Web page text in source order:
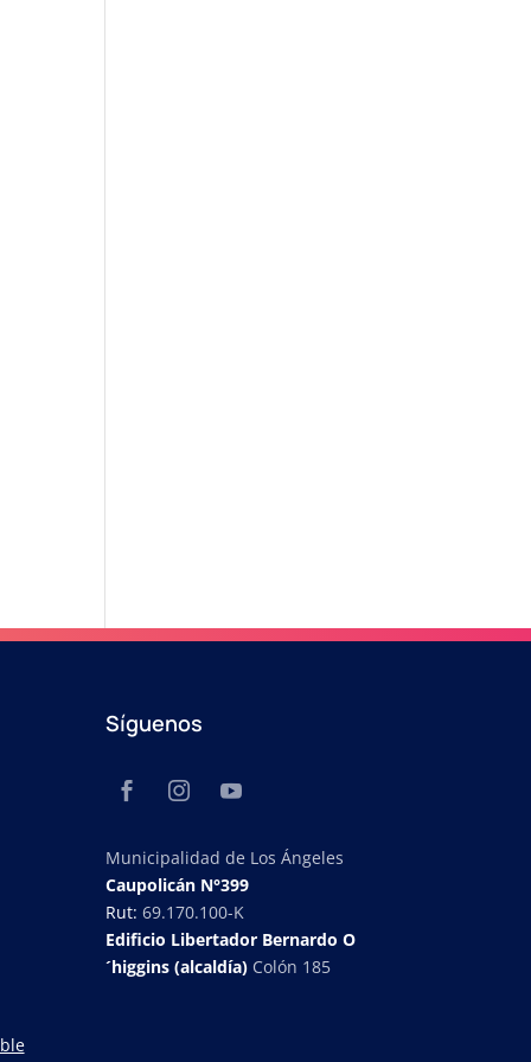
Síguenos
Municipalidad de Los Ángeles
Caupolicán N°399
Rut:69.170.100-K
Edificio Libertador Bernardo O
´higgins (alcaldía) Colón 185